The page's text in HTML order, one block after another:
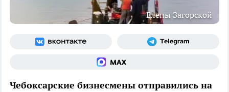
Елены Загорской
Чебоксарские бизнесмены отправились на